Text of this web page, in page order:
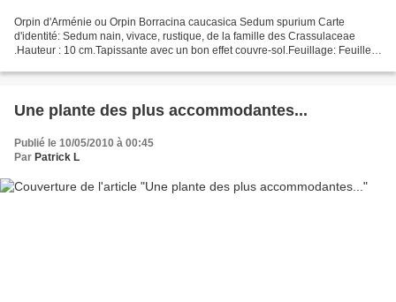
Orpin d'Arménie ou Orpin Borracina caucasica Sedum spurium Carte
d'identité: Sedum nain, vivace, rustique, de la famille des Crassulaceae
.Hauteur : 10 cm.Tapissante avec un bon effet couvre-sol.Feuillage: Feuilles
Une plante des plus accommodantes...
Publié le 10/05/2010 à 00:45
Par Patrick L